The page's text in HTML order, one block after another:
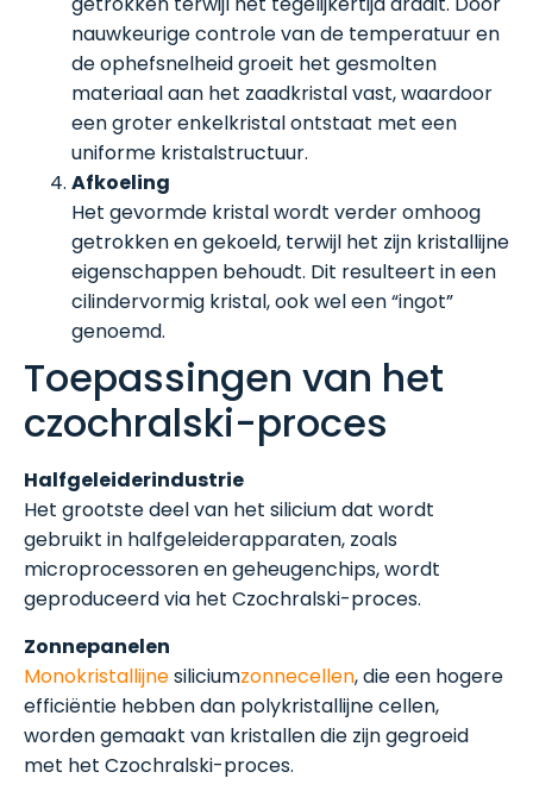
nauwkeurige controle van de temperatuur en
de ophefsnelheid groeit het gesmolten
materiaal aan het zaadkristal vast, waardoor
een groter enkelkristal ontstaat met een
uniforme kristalstructuur.
Afkoeling
Het gevormde kristal wordt verder omhoog
getrokken en gekoeld, terwijl het zijn kristallijne
eigenschappen behoudt. Dit resulteert in een
cilindervormig kristal, ook wel een “ingot”
genoemd.
Toepassingen van het
czochralski-proces
Halfgeleiderindustrie
Het grootste deel van het silicium dat wordt
gebruikt in halfgeleiderapparaten, zoals
microprocessoren en geheugenchips, wordt
geproduceerd via het Czochralski-proces.
Zonnepanelen
Monokristallijnesiliciumzonnecellen, die een hogere
efficiëntie hebben dan polykristallijne cellen,
worden gemaakt van kristallen die zijn gegroeid
met het Czochralski-proces.